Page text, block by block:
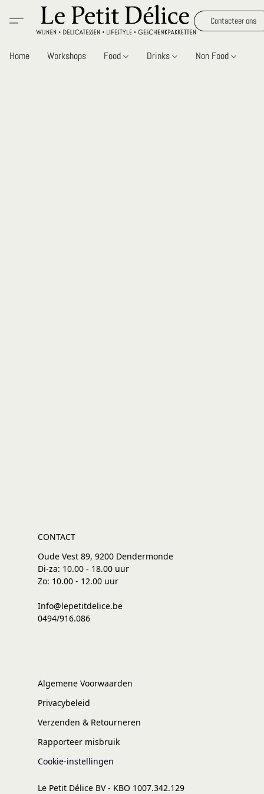
Contacteer ons
Home Workshops Food Drinks Non Food
CONTACT
Oude Vest 89, 9200 Dendermonde
Di-za: 10.00 - 18.00 uur
Zo: 10.00 - 12.00 uur
Info@lepetitdelice.be
0494/916.086
Algemene Voorwaarden
Privacybeleid
Verzenden & Retourneren
Rapporteer misbruik
Cookie-instellingen
Le Petit Délice BV - KBO 1007.342.129